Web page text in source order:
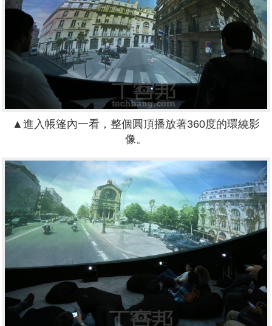
▲進入帳篷內一看，整個圓頂播放著360度的環繞影
像。